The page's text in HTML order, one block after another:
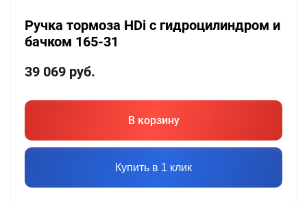
Ручка тормоза HDi с гидроцилиндром и
бачком 165-31
39 069 руб.
В корзину
Купить в 1 клик